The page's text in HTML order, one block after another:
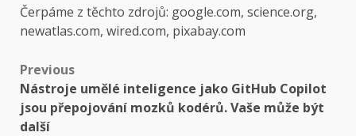
Čerpáme z těchto zdrojů: google.com, science.org,
newatlas.com, wired.com, pixabay.com
Post
navigation
Previous
Nástroje umělé inteligence jako GitHub Copilot
jsou přepojování mozků kodérů. Vaše může být
další